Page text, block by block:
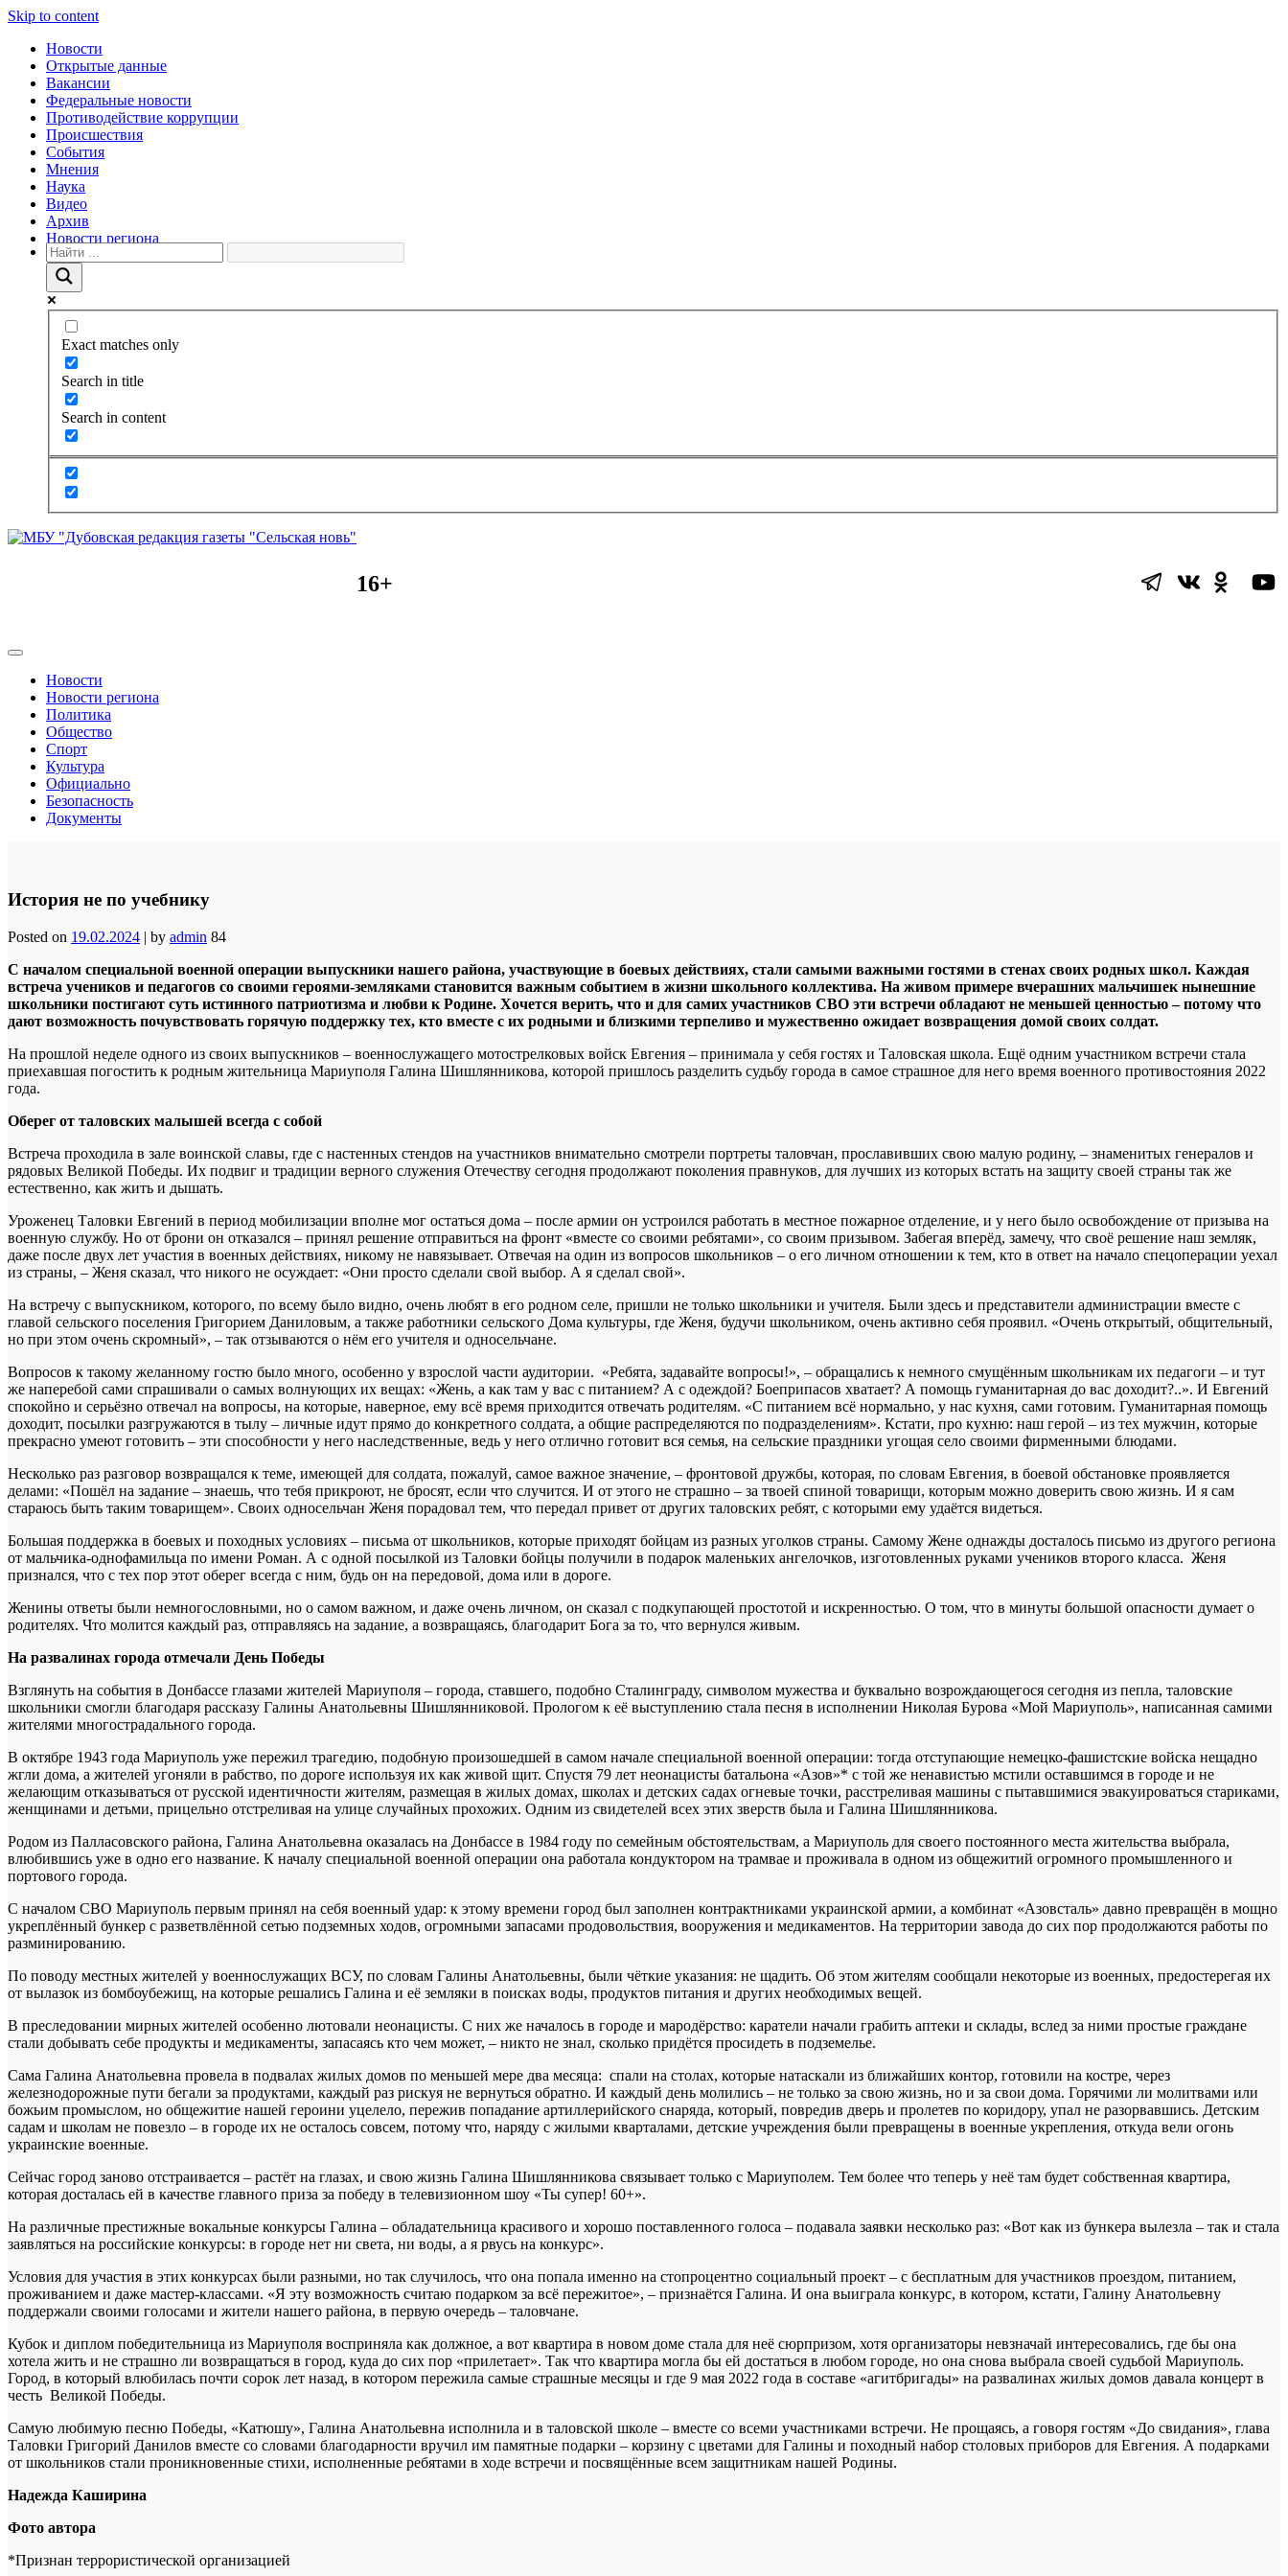
Skip to content
Новости
Открытые данные
Вакансии
Федеральные новости
Противодействие коррупции
Происшествия
События
Мнения
Наука
Видео
Архив
Новости региона
Exact matches only
Search in title
Search in content
16+
Новости
Новости региона
Политика
Общество
Спорт
Культура
Официально
Безопасность
Документы
История не по учебнику
Posted on 19.02.2024 | by admin 84
С началом специальной военной операции выпускники нашего района, участвующие в боевых действиях, стали самыми важными гостями в стенах своих родных школ. Каждая
встреча учеников и педагогов со своими героями-земляками становится важным событием в жизни школьного коллектива. На живом примере вчерашних мальчишек нынешние
школьники постигают суть истинного патриотизма и любви к Родине. Хочется верить, что и для самих участников СВО эти встречи обладают не меньшей ценностью – потому что
дают возможность почувствовать горячую поддержку тех, кто вместе с их родными и близкими терпеливо и мужественно ожидает возвращения домой своих солдат.
На прошлой неделе одного из своих выпускников – военнослужащего мотострелковых войск Евгения – принимала у себя гостях и Таловская школа. Ещё одним участником встречи стала
приехавшая погостить к родным жительница Мариуполя Галина Шишлянникова, которой пришлось разделить судьбу города в самое страшное для него время военного противостояния 2022
года.
Оберег от таловских малышей всегда с собой
Встреча проходила в зале воинской славы, где с настенных стендов на участников внимательно смотрели портреты таловчан, прославивших свою малую родину, – знаменитых генералов и
рядовых Великой Победы. Их подвиг и традиции верного служения Отечеству сегодня продолжают поколения правнуков, для лучших из которых встать на защиту своей страны так же
естественно, как жить и дышать.
Уроженец Таловки Евгений в период мобилизации вполне мог остаться дома – после армии он устроился работать в местное пожарное отделение, и у него было освобождение от призыва на
военную службу. Но от брони он отказался – принял решение отправиться на фронт «вместе со своими ребятами», со своим призывом. Забегая вперёд, замечу, что своё решение наш земляк,
даже после двух лет участия в военных действиях, никому не навязывает. Отвечая на один из вопросов школьников – о его личном отношении к тем, кто в ответ на начало спецоперации уехал
из страны, – Женя сказал, что никого не осуждает: «Они просто сделали свой выбор. А я сделал свой».
На встречу с выпускником, которого, по всему было видно, очень любят в его родном селе, пришли не только школьники и учителя. Были здесь и представители администрации вместе с
главой сельского поселения Григорием Даниловым, а также работники сельского Дома культуры, где Женя, будучи школьником, очень активно себя проявил. «Очень открытый, общительный,
но при этом очень скромный», – так отзываются о нём его учителя и односельчане.
Вопросов к такому желанному гостю было много, особенно у взрослой части аудитории. «Ребята, задавайте вопросы!», – обращались к немного смущённым школьникам их педагоги – и тут
же наперебой сами спрашивали о самых волнующих их вещах: «Жень, а как там у вас с питанием? А с одеждой? Боеприпасов хватает? А помощь гуманитарная до вас доходит?..». И Евгений
спокойно и серьёзно отвечал на вопросы, на которые, наверное, ему всё время приходится отвечать родителям. «С питанием всё нормально, у нас кухня, сами готовим. Гуманитарная помощь
доходит, посылки разгружаются в тылу – личные идут прямо до конкретного солдата, а общие распределяются по подразделениям». Кстати, про кухню: наш герой – из тех мужчин, которые
прекрасно умеют готовить – эти способности у него наследственные, ведь у него отлично готовит вся семья, на сельские праздники угощая село своими фирменными блюдами.
Несколько раз разговор возвращался к теме, имеющей для солдата, пожалуй, самое важное значение, – фронтовой дружбы, которая, по словам Евгения, в боевой обстановке проявляется
делами: «Пошёл на задание – знаешь, что тебя прикроют, не бросят, если что случится. И от этого не страшно – за твоей спиной товарищи, которым можно доверить свою жизнь. И я сам
стараюсь быть таким товарищем». Своих односельчан Женя порадовал тем, что передал привет от других таловских ребят, с которыми ему удаётся видеться.
Большая поддержка в боевых и походных условиях – письма от школьников, которые приходят бойцам из разных уголков страны. Самому Жене однажды досталось письмо из другого региона
от мальчика-однофамильца по имени Роман. А с одной посылкой из Таловки бойцы получили в подарок маленьких ангелочков, изготовленных руками учеников второго класса. Женя
признался, что с тех пор этот оберег всегда с ним, будь он на передовой, дома или в дороге.
Женины ответы были немногословными, но о самом важном, и даже очень личном, он сказал с подкупающей простотой и искренностью. О том, что в минуты большой опасности думает о
родителях. Что молится каждый раз, отправляясь на задание, а возвращаясь, благодарит Бога за то, что вернулся живым.
На развалинах города отмечали День Победы
Взглянуть на события в Донбассе глазами жителей Мариуполя – города, ставшего, подобно Сталинграду, символом мужества и буквально возрождающегося сегодня из пепла, таловские
школьники смогли благодаря рассказу Галины Анатольевны Шишлянниковой. Прологом к её выступлению стала песня в исполнении Николая Бурова «Мой Мариуполь», написанная самими
жителями многострадального города.
В октябре 1943 года Мариуполь уже пережил трагедию, подобную произошедшей в самом начале специальной военной операции: тогда отступающие немецко-фашистские войска нещадно
жгли дома, а жителей угоняли в рабство, по дороге используя их как живой щит. Спустя 79 лет неонацисты батальона «Азов»* с той же ненавистью мстили оставшимся в городе и не
желающим отказываться от русской идентичности жителям, размещая в жилых домах, школах и детских садах огневые точки, расстреливая машины с пытавшимися эвакуироваться стариками,
женщинами и детьми, прицельно отстреливая на улице случайных прохожих. Одним из свидетелей всех этих зверств была и Галина Шишлянникова.
Родом из Палласовского района, Галина Анатольевна оказалась на Донбассе в 1984 году по семейным обстоятельствам, а Мариуполь для своего постоянного места жительства выбрала,
влюбившись уже в одно его название. К началу специальной военной операции она работала кондуктором на трамвае и проживала в одном из общежитий огромного промышленного и
портового города.
С началом СВО Мариуполь первым принял на себя военный удар: к этому времени город был заполнен контрактниками украинской армии, а комбинат «Азовсталь» давно превращён в мощно
укреплённый бункер с разветвлённой сетью подземных ходов, огромными запасами продовольствия, вооружения и медикаментов. На территории завода до сих пор продолжаются работы по
разминированию.
По поводу местных жителей у военнослужащих ВСУ, по словам Галины Анатольевны, были чёткие указания: не щадить. Об этом жителям сообщали некоторые из военных, предостерегая их
от вылазок из бомбоубежищ, на которые решались Галина и её земляки в поисках воды, продуктов питания и других необходимых вещей.
В преследовании мирных жителей особенно лютовали неонацисты. С них же началось в городе и мародёрство: каратели начали грабить аптеки и склады, вслед за ними простые граждане
стали добывать себе продукты и медикаменты, запасаясь кто чем может, – никто не знал, сколько придётся просидеть в подземелье.
Сама Галина Анатольевна провела в подвалах жилых домов по меньшей мере два месяца: спали на столах, которые натаскали из ближайших контор, готовили на костре, через
железнодорожные пути бегали за продуктами, каждый раз рискуя не вернуться обратно. И каждый день молились – не только за свою жизнь, но и за свои дома. Горячими ли молитвами или
божьим промыслом, но общежитие нашей героини уцелело, пережив попадание артиллерийского снаряда, который, повредив дверь и пролетев по коридору, упал не разорвавшись. Детским
садам и школам не повезло – в городе их не осталось совсем, потому что, наряду с жилыми кварталами, детские учреждения были превращены в военные укрепления, откуда вели огонь
украинские военные.
Сейчас город заново отстраивается – растёт на глазах, и свою жизнь Галина Шишлянникова связывает только с Мариуполем. Тем более что теперь у неё там будет собственная квартира,
которая досталась ей в качестве главного приза за победу в телевизионном шоу «Ты супер! 60+».
На различные престижные вокальные конкурсы Галина – обладательница красивого и хорошо поставленного голоса – подавала заявки несколько раз: «Вот как из бункера вылезла – так и стала
заявляться на российские конкурсы: в городе нет ни света, ни воды, а я рвусь на конкурс».
Условия для участия в этих конкурсах были разными, но так случилось, что она попала именно на стопроцентно социальный проект – с бесплатным для участников проездом, питанием,
проживанием и даже мастер-классами. «Я эту возможность считаю подарком за всё пережитое», – признаётся Галина. И она выиграла конкурс, в котором, кстати, Галину Анатольевну
поддержали своими голосами и жители нашего района, в первую очередь – таловчане.
Кубок и диплом победительница из Мариуполя восприняла как должное, а вот квартира в новом доме стала для неё сюрпризом, хотя организаторы невзначай интересовались, где бы она
хотела жить и не страшно ли возвращаться в город, куда до сих пор «прилетает». Так что квартира могла бы ей достаться в любом городе, но она снова выбрала своей судьбой Мариуполь.
Город, в который влюбилась почти сорок лет назад, в котором пережила самые страшные месяцы и где 9 мая 2022 года в составе «агитбригады» на развалинах жилых домов давала концерт в
честь Великой Победы.
Самую любимую песню Победы, «Катюшу», Галина Анатольевна исполнила и в таловской школе – вместе со всеми участниками встречи. Не прощаясь, а говоря гостям «До свидания», глава
Таловки Григорий Данилов вместе со словами благодарности вручил им памятные подарки – корзину с цветами для Галины и походный набор столовых приборов для Евгения. А подарками
от школьников стали проникновенные стихи, исполненные ребятами в ходе встречи и посвящённые всем защитникам нашей Родины.
Надежда Каширина
Фото автора
*Признан террористической организацией